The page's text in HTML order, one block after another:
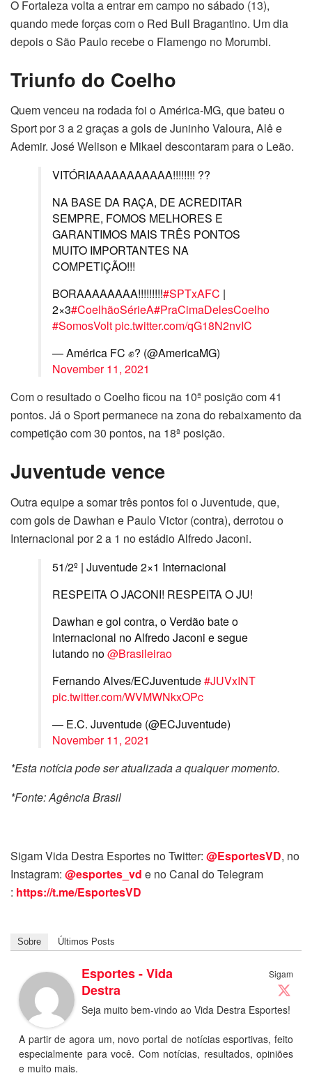
O Fortaleza volta a entrar em campo no sábado (13),
quando mede forças com o Red Bull Bragantino. Um dia
depois o São Paulo recebe o Flamengo no Morumbi.
Triunfo do Coelho
Quem venceu na rodada foi o América-MG, que bateu o
Sport por 3 a 2 graças a gols de Juninho Valoura, Alê e
Ademir. José Welison e Mikael descontaram para o Leão.
VITÓRIAAAAAAAAAAA!!!!!!!! ??
NA BASE DA RAÇA, DE ACREDITAR
SEMPRE, FOMOS MELHORES E
GARANTIMOS MAIS TRÊS PONTOS
MUITO IMPORTANTES NA
COMPETIÇÃO!!!
BORAAAAAAAA!!!!!!!!!#SPTxAFC |
2×3#CoelhãoSérieA#PraCimaDelesCoelho
#SomosVoltpic.twitter.com/qG18N2nvIC
— América FC ✊? (@AmericaMG)
November 11, 2021
Com o resultado o Coelho ficou na 10ª posição com 41
pontos. Já o Sport permanece na zona do rebaixamento da
competição com 30 pontos, na 18ª posição.
Juventude vence
Outra equipe a somar três pontos foi o Juventude, que,
com gols de Dawhan e Paulo Victor (contra), derrotou o
Internacional por 2 a 1 no estádio Alfredo Jaconi.
51/2º | Juventude 2×1 Internacional
RESPEITA O JACONI! RESPEITA O JU!
Dawhan e gol contra, o Verdão bate o
Internacional no Alfredo Jaconi e segue
lutando no@Brasileirao
Fernando Alves/ECJuventude#JUVxINT
pic.twitter.com/WVMWNkxOPc
— E.C. Juventude (@ECJuventude)
November 11, 2021
*Esta notícia pode ser atualizada a qualquer momento.
*Fonte: Agência Brasil
Sigam Vida Destra Esportes no Twitter: @EsportesVD, no
Instagram: @esportes_vd e no Canal do Telegram
: https://t.me/EsportesVD
Sobre Últimos Posts
Sigam
Esportes - Vida
Destra
Seja muito bem-vindo ao Vida Destra Esportes!
A partir de agora um, novo portal de notícias esportivas, feito
especialmente para você. Com notícias, resultados, opiniões
e muito mais.